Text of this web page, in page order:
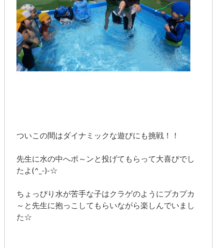
ついこの間はダイナミックな遊びにも挑戦！！
先生に水の中へポ～ンと投げてもらって大喜びでし
たよ(^_-)-☆
ちょっぴり水が苦手な子はクラゲのようにプカプカ
～と先生に抱っこしてもらいながら楽しんでいまし
た☆